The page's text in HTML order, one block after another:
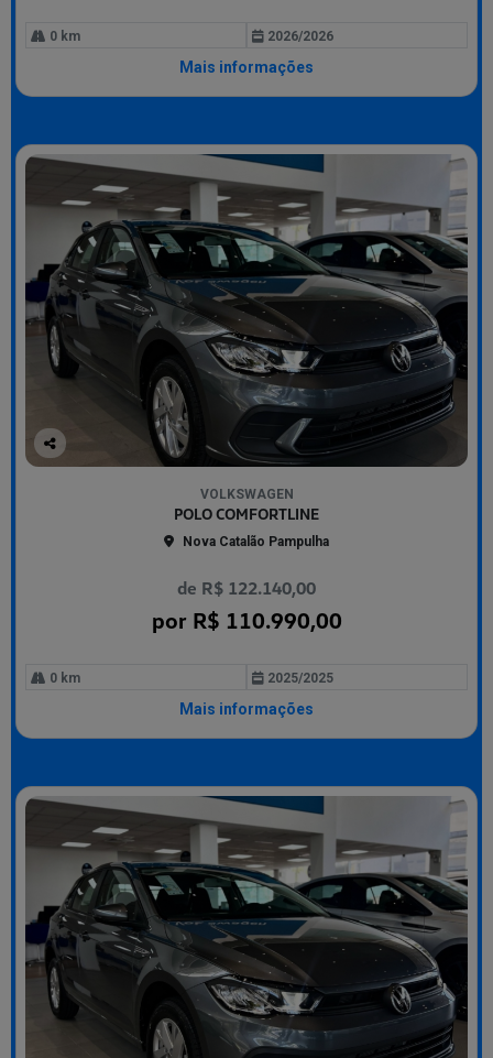
0 km 2026/2026
Mais informações
Co
VOLKSWAGEN
POLO COMFORTLINE
Nova Catalão Pampulha
de R$ 122.140,00
por R$ 110.990,00
0 km 2025/2025
Mais informações